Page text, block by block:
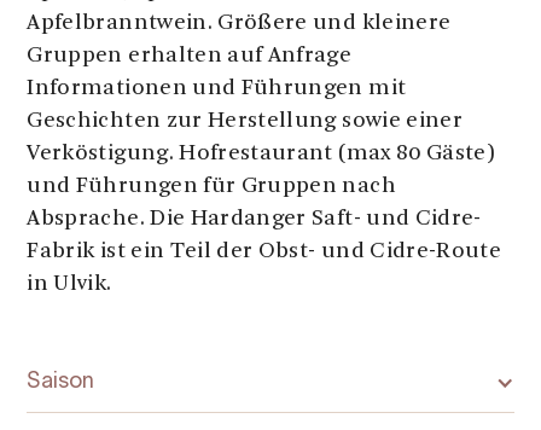
Apfelbranntwein. Größere und kleinere
Gruppen erhalten auf Anfrage
Informationen und Führungen mit
Geschichten zur Herstellung sowie einer
Verköstigung. Hofrestaurant (max 80 Gäste)
und Führungen für Gruppen nach
Absprache. Die Hardanger Saft- und Cidre-
Fabrik ist ein Teil der Obst- und Cidre-Route
in Ulvik.
Saison